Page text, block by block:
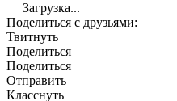
Загрузка...
Поделиться с друзьями:
Твитнуть
Поделиться
Поделиться
Отправить
Класснуть